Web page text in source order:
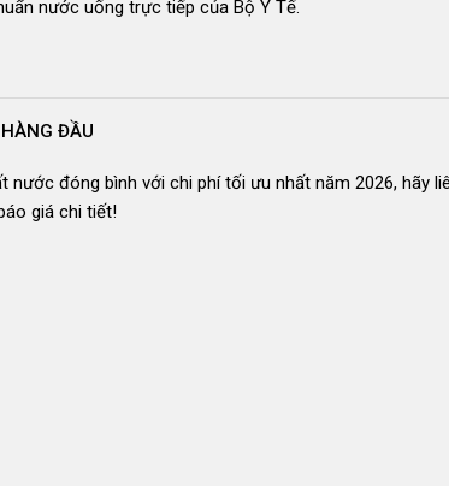
nước uống trực tiếp của Bộ Y Tế.
ĐẦU
đóng bình với chi phí tối ưu nhất năm 2026, hãy
giá chi tiết!